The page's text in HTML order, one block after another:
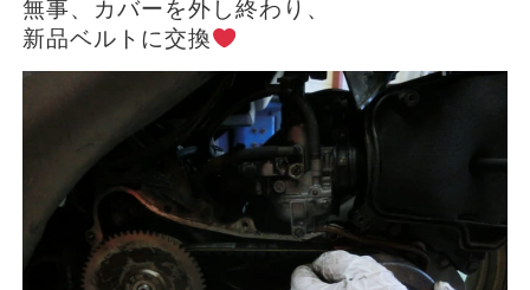
無事、カバーを外し終わり、
新品ベルトに交換